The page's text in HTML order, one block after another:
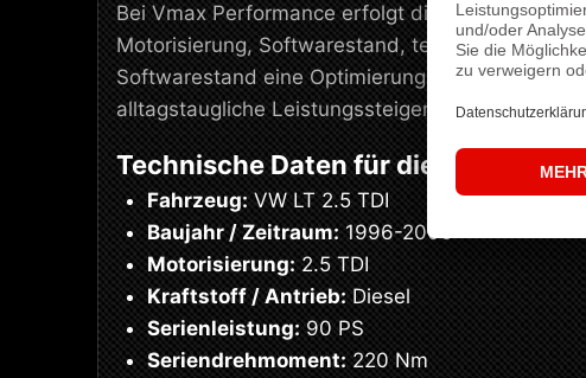
Bei Vmax Performance erfolgt die Abstimmung
Motorisierung, Softwarestand, technischen
Softwarestand eine Optimierung von 90 PSauf
alltagstaugliche Leistungssteigerung mit
Technische Daten für dieses Setup
Fahrzeug: VW LT 2.5 TDI
Baujahr / Zeitraum: 1996-2006
Motorisierung: 2.5 TDI
Kraftstoff / Antrieb:Diesel
Serienleistung: 90 PS
Seriendrehmoment: 220 Nm